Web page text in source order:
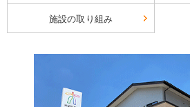
施設の取り組み